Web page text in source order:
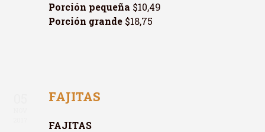
Porción pequeña $10,49
Porción grande $18,75
FAJITAS
FAJITAS